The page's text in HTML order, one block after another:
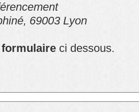
69003 Lyon
formulaire ci dessous.